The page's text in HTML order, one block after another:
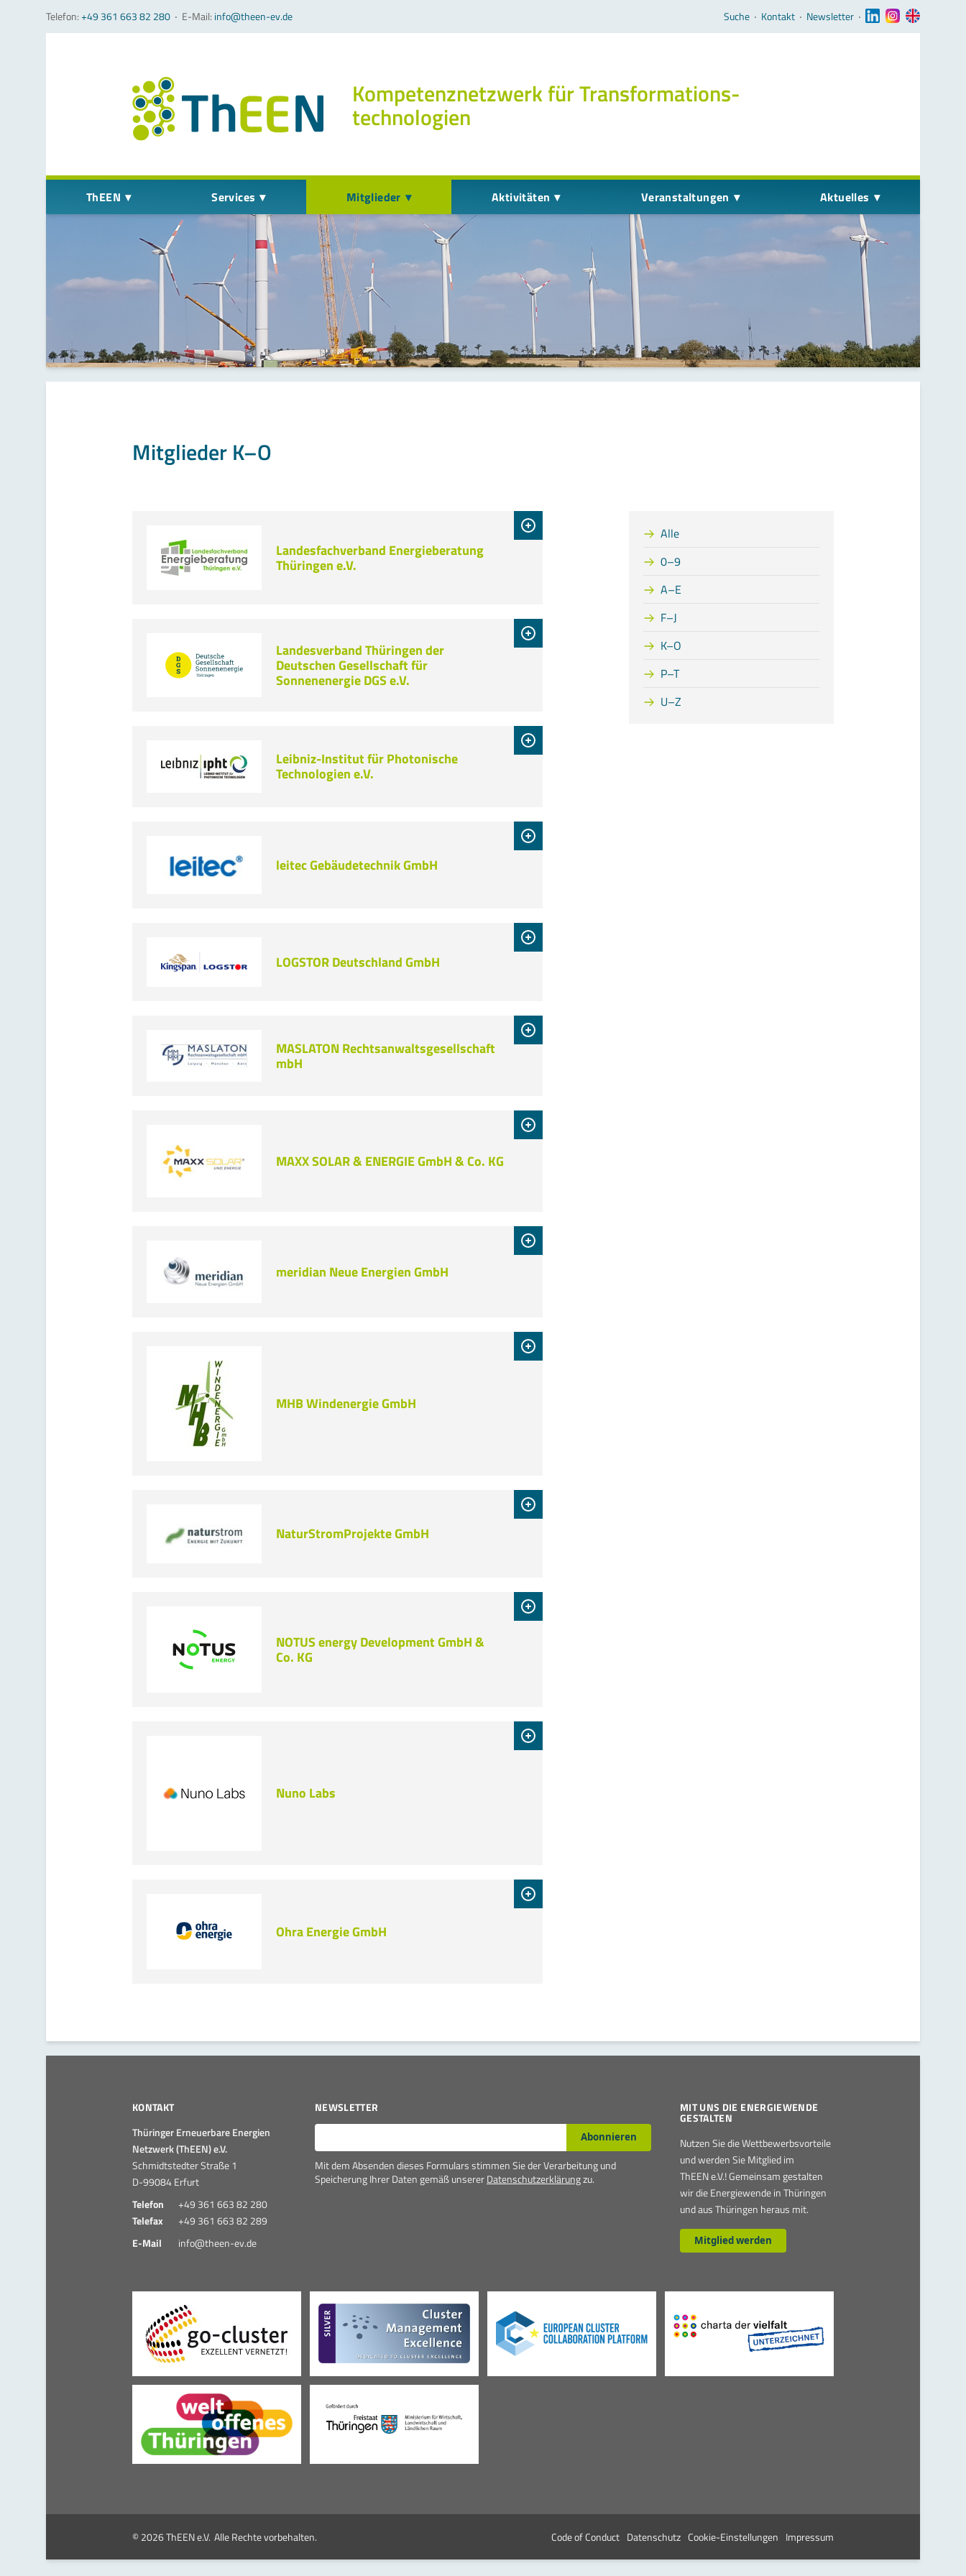
Telefon:+49 361 663 82 280 ‧ E-Mail: info@theen-ev.de Navigation überspringen
Suche ‧ Kontakt ‧ Newsletter ‧
Kompetenz­netzwerk für Transformations­
technologien
Navigation überspringen
ThEEN Services Mitglieder Aktivitäten Veranstaltungen Aktuelles
Mitglieder K–O
Landesfachverband Energieberatung
Thüringen e.V.
Landesverband Thüringen der
Deutschen Gesellschaft für
Sonnenenergie DGS e.V.
Leibniz-Institut für Photonische
Technologien e.V.
leitec Gebäudetechnik GmbH
LOGSTOR Deutschland GmbH
MASLATON Rechtsanwaltsgesellschaft
mbH
MAXX SOLAR & ENERGIE GmbH & Co. KG
meridian Neue Energien GmbH
MHB Windenergie GmbH
NaturStromProjekte GmbH
NOTUS energy Development GmbH &
Co. KG
Nuno Labs
Ohra Energie GmbH
Alle
0–9
A–E
F–J
K–O
P–T
U–Z
KONTAKT
Thüringer Erneuerbare Energien
Netzwerk (ThEEN) e.V.
Schmidtstedter Straße 1
D-99084 Erfurt
Telefon
+49 361 663 82 280
Telefax
+49 361 663 82 289
E-Mail
info@theen-ev.de
NEWSLETTER
E-Mail* Abonnieren
Mit dem Absenden dieses Formulars stimmen Sie der Verarbeitung und
Speicherung Ihrer Daten gemäß unsererDatenschutzerklärungzu.
MIT UNS DIE ENERGIEWENDE
GESTALTEN
Nutzen Sie die Wettbewerbsvorteile
und werden Sie Mitglied im
ThEEN e.V.! Gemeinsam gestalten
wir die Energiewende in Thüringen
und aus Thüringen heraus mit.
Mitglied werden
© 2026 ThEEN e.V. Alle Rechte vorbehalten. Code of Conduct Datenschutz Cookie-Einstellungen Impressum